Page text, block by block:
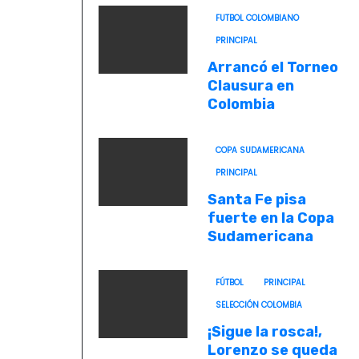
FUTBOL COLOMBIANO
PRINCIPAL
Arrancó el Torneo
Clausura en
Colombia
COPA SUDAMERICANA
PRINCIPAL
Santa Fe pisa
fuerte en la Copa
Sudamericana
FÚTBOL
PRINCIPAL
SELECCIÓN COLOMBIA
¡Sigue la rosca!,
Lorenzo se queda